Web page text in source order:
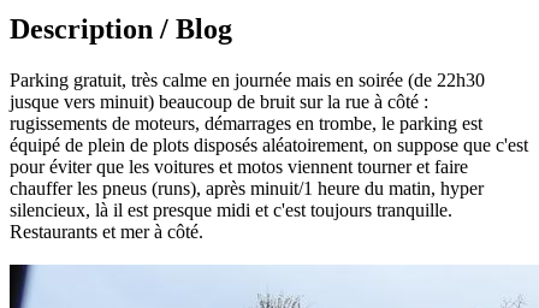
Description / Blog
Parking gratuit, très calme en journée mais en soirée (de 22h30
jusque vers minuit) beaucoup de bruit sur la rue à côté :
rugissements de moteurs, démarrages en trombe, le parking est
équipé de plein de plots disposés aléatoirement, on suppose que c'est
pour éviter que les voitures et motos viennent tourner et faire
chauffer les pneus (runs), après minuit/1 heure du matin, hyper
silencieux, là il est presque midi et c'est toujours tranquille.
Restaurants et mer à côté.